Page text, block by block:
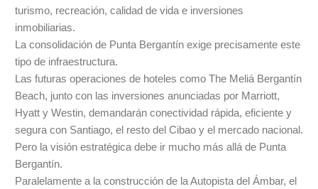
turismo, recreación, calidad de vida e inversiones
inmobiliarias.
La consolidación de Punta Bergantín exige precisamente este
tipo de infraestructura.
Las futuras operaciones de hoteles como The Meliá Bergantín
Beach, junto con las inversiones anunciadas por Marriott,
Hyatt y Westin, demandarán conectividad rápida, eficiente y
segura con Santiago, el resto del Cibao y el mercado nacional.
Pero la visión estratégica debe ir mucho más allá de Punta
Bergantín.
Paralelamente a la construcción de la Autopista del Ámbar, el